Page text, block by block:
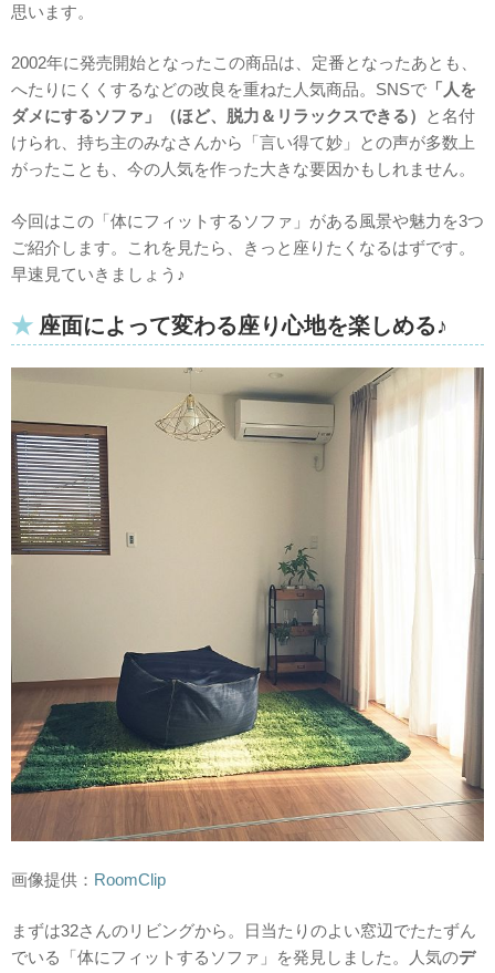
思います。
2002年に発売開始となったこの商品は、定番となったあとも、
へたりにくくするなどの改良を重ねた人気商品。SNSで 「人を
ダメにするソファ」（ほど、脱力＆リラックスできる）
と名付
けられ、持ち主のみなさんから「言い得て妙」との声が多数上
がったことも、今の人気を作った大きな要因かもしれません。
今回はこの「体にフィットするソファ」がある風景や魅力を3つ
ご紹介します。これを見たら、きっと座りたくなるはずです。
早速見ていきましょう♪
座面によって変わる座り心地を楽しめる♪
画像提供： RoomClip
まずは32さんのリビングから。日当たりのよい窓辺でたたずん
でいる「体にフィットするソファ」を発見しました。人気のデ